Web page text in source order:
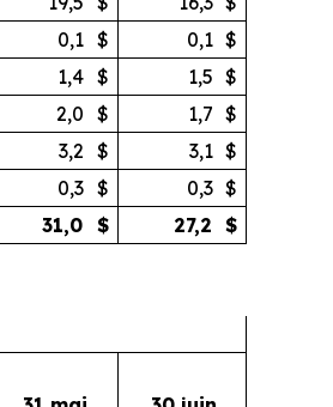
0,1 $ 0,1 $
1,4 $ 1,5 $
2,0 $ 1,7 $
3,2 $ 3,1 $
0,3 $ 0,3 $
31,0 $ 27,2 $